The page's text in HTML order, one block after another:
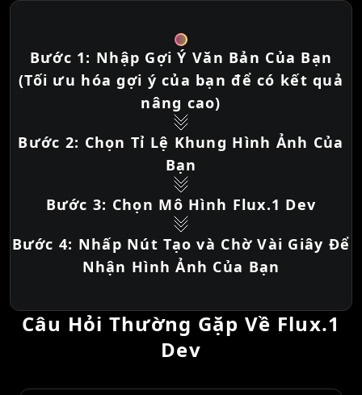
Bước 1: Nhập Gợi Ý Văn Bản Của Bạn
(Tối ưu hóa gợi ý của bạn để có kết quả
nâng cao)
Bước 2: Chọn Tỉ Lệ Khung Hình Ảnh Của
Bạn
Bước 3: Chọn Mô Hình Flux.1 Dev
Bước 4: Nhấp Nút Tạo và Chờ Vài Giây Để
Nhận Hình Ảnh Của Bạn
Câu Hỏi Thường Gặp Về Flux.1
Dev